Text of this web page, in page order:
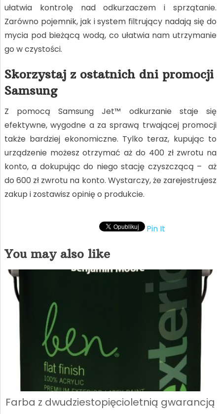
ułatwia kontrolę nad odkurzaczem i sprzątanie.
Zarówno pojemnik, jak i system filtrujący nadają się do
mycia pod bieżącą wodą, co ułatwia nam utrzymanie
go w czystości.
Skorzystaj z ostatnich dni promocji
Samsung
Z pomocą Samsung Jet™ odkurzanie staje się
efektywne, wygodne a za sprawą trwającej promocji
także bardziej ekonomiczne. Tylko teraz, kupując to
urządzenie możesz otrzymać aż do 400 zł zwrotu na
konto, a dokupując do niego stację czyszczącą – aż
do 600 zł zwrotu na konto. Wystarczy, że zarejestrujesz
zakup i zostawisz opinię o produkcie.
Pin It
You may also like
Farba z dwudziestopięcioletnią gwarancją